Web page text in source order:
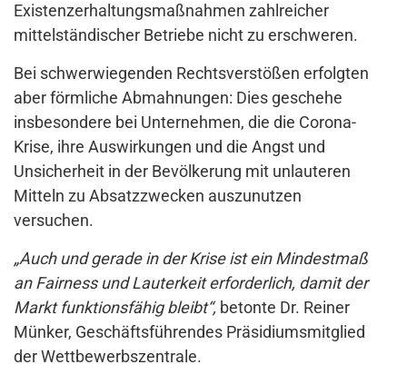
Existenzerhaltungsmaßnahmen zahlreicher
mittelständischer Betriebe nicht zu erschweren.
Bei schwerwiegenden Rechtsverstößen erfolgten
aber förmliche Abmahnungen: Dies geschehe
insbesondere bei Unternehmen, die die Corona-
Krise, ihre Auswirkungen und die Angst und
Unsicherheit in der Bevölkerung mit unlauteren
Mitteln zu Absatzzwecken auszunutzen
versuchen.
„Auch und gerade in der Krise ist ein Mindestmaß
an Fairness und Lauterkeit erforderlich, damit der
Markt funktionsfähig bleibt“, betonte Dr. Reiner
Münker, Geschäftsführendes Präsidiumsmitglied
der Wettbewerbszentrale.